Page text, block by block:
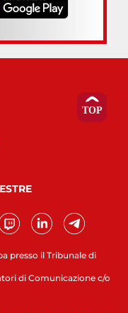
presso il Tribunale di
di Comunicazione c/o